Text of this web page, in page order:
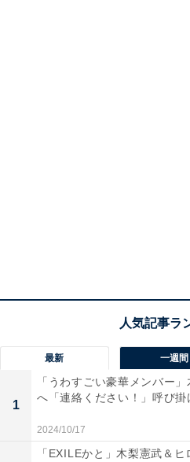
最新 一週間
1
「うわすごい豪華メンバー
へ「連絡ください！」呼び
2024/10/17
「EXILEかと」木梨憲武＆ヒ